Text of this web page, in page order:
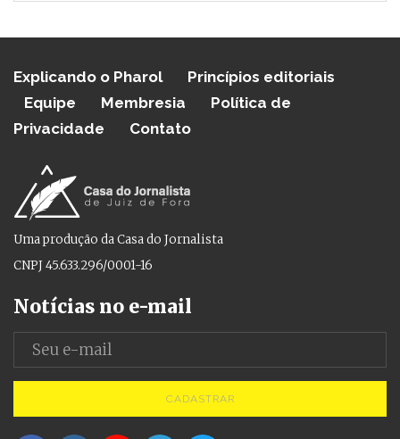
Explicando o Pharol
Princípios editoriais
Equipe
Membresia
Política de
Privacidade
Contato
Uma produção da Casa do Jornalista
CNPJ 45.633.296/0001-16
Notícias no e-mail
CADASTRAR